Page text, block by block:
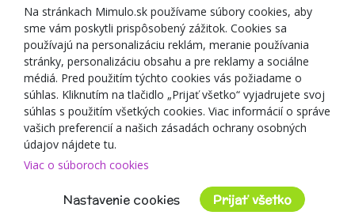
Zľavové kupóny
Blog
O predajcovi
Mimulo.sk
Obchodné podmienky
Ochrana osobných údajov GDPR
Kontakty
Spolupracujeme
Na stránkach Mimulo.sk používame súbory cookies, aby
sme vám poskytli prispôsobený zážitok. Cookies sa
používajú na personalizáciu reklám, meranie používania
stránky, personalizáciu obsahu a pre reklamy a sociálne
médiá. Pred použitím týchto cookies vás požiadame o
súhlas. Kliknutím na tlačidlo „Prijať všetko“ vyjadrujete svoj
súhlas s použitím všetkých cookies. Viac informácií o správe
vašich preferencií a našich zásadách ochrany osobných
údajov nájdete tu.
Viac o súboroch cookies
Nastavenie cookies Prijať všetko